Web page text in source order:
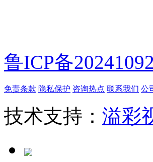
鲁ICP备
免责条款 隐私保护 咨询热点 联系我们 公
技术支持： 溢彩